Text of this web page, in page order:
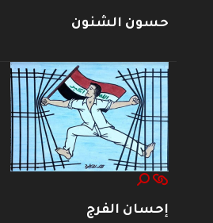
حسون الشنون
إحسان الفرج